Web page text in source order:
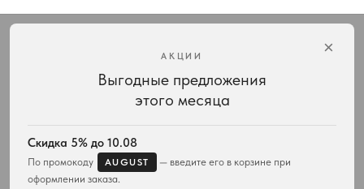
×
АКЦИИ
Выгодные предложения
этого месяца
Скидка 5% до 10.08
По промокоду AUGUST
— введите его в корзине при
оформлении заказа.
Интернет-магазин украшений Vivienne Westwood с доставкой по всей России
Весь ассортимент
Подвески и ожерелья
Серьги